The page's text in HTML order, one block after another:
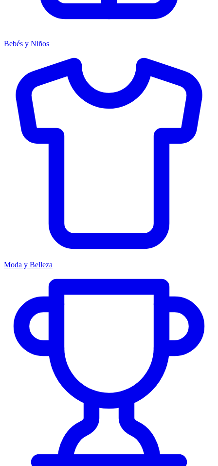
Bebés y Niños
Moda y Belleza